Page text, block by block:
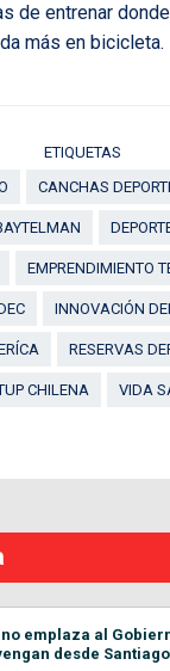
de entrenar
más en bicicleta.
ETIQUETAS
CANCHAS
EMPRENDIMIENTO
INNOVACIÓN
RESERVAS
CHILENA VIDA
emplaza al
desde